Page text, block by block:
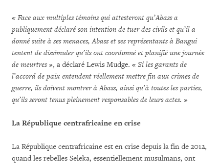
« Face aux multiples témoins qui attesteront qu’Abass a
publiquement déclaré son intention de tuer des civils et qu’il a
donné suite à ses menaces, Abass et ses représentants à Bangui
tentent de dissimuler qu’ils ont coordonné et planifié une journée
de meurtres », a déclaré Lewis Mudge. « Si les garants de
l’accord de paix entendent réellement mettre fin aux crimes de
guerre, ils doivent montrer à Abass, ainsi qu’à toutes les parties,
qu’ils seront tenus pleinement responsables de leurs actes. »
La République centrafricaine en crise
La République centrafricaine est en crise depuis la fin de 2012,
quand les rebelles Seleka, essentiellement musulmans, ont